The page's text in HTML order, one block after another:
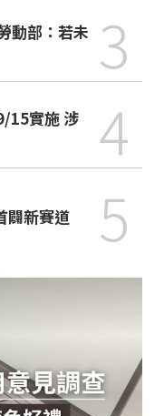
動部：若未 3
15實施 涉
4
闢新賽道 5